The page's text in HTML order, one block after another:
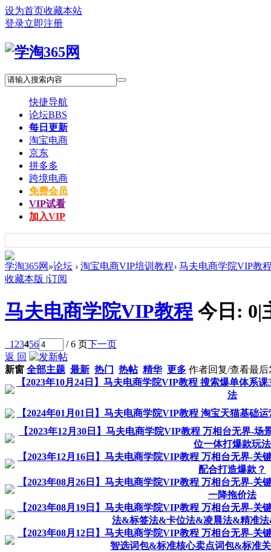
设为首页收藏本站
登录立即注册
快捷导航
论坛BBS
每日更新
淘宝电商
京东
拼多多
跨境电商
免费会员
VIP试看
加入VIP
学淘365网 »论坛 › 淘宝电商VIP培训教程› 马夫电商学院VIP教
收藏本版 |订阅
马夫电商学院VIP教程 今日: 0|
1 23456 / 6 页下一页
返 回
新窗 全部主题 最新 热门 热帖 精华 更多 作者回复/查看最后
【2023年10月24日】马夫电商学院VIP教程 搜索爆单体系
法
【2024年01月01日】马夫电商学院VIP教程 淘宝天猫基础
【2023年12月30日】马夫电商学院VIP教程 万相台无界-
位一体打爆款玩法
【2023年12月16日】马夫电商学院VIP教程 万相台无界-
配合打造爆款？
【2023年08月26日】马夫电商学院VIP教程 万相台无界-
一降拖价法
【2023年08月19日】马夫电商学院VIP教程 万相台无界-
法&标签法&卡位法&凌晨法&精准
【2023年08月12日】马夫电商学院VIP教程 万相台无界-
智选词包&标准核心卖点词包&标准